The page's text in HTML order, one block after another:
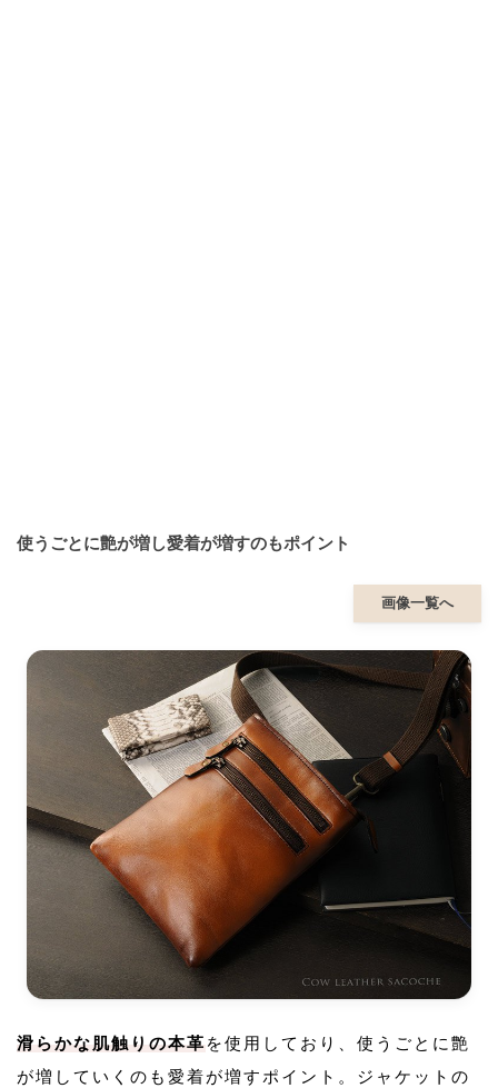
使うごとに艶が増し愛着が増すのもポイント
画像一覧へ
滑らかな肌触りの本革を使用しており、使うごとに艶
が増していくのも愛着が増すポイント。ジャケットの